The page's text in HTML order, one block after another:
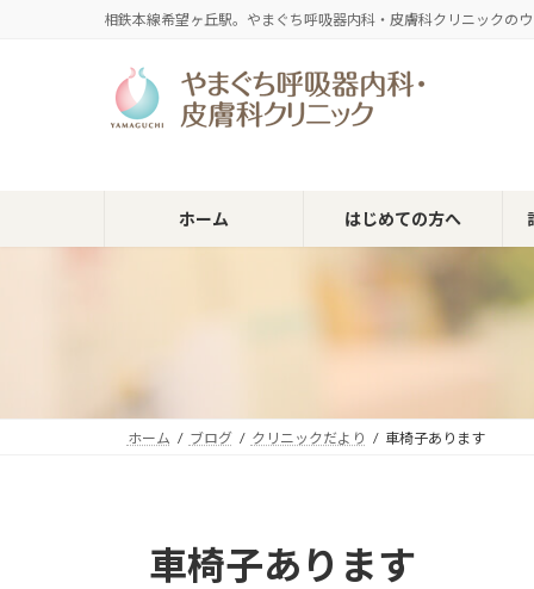
ッ
移
相鉄本線希望ヶ丘駅。やまぐち呼吸器内科・皮膚科クリニックの
ホーム はじめての方へ
ホーム ブログ クリニックだより 車椅子あります
車椅子あります